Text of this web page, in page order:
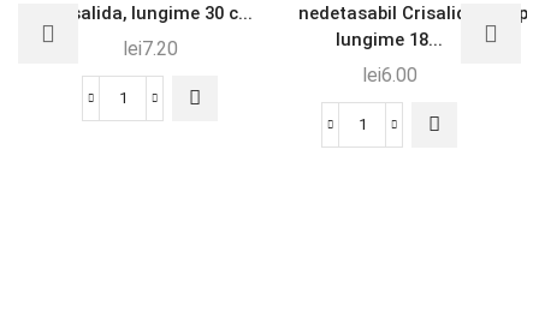
Crisalida, lungime 30 c...
lei7.20
nedetasabil Crisalida,
lungime 18...
lei6.00